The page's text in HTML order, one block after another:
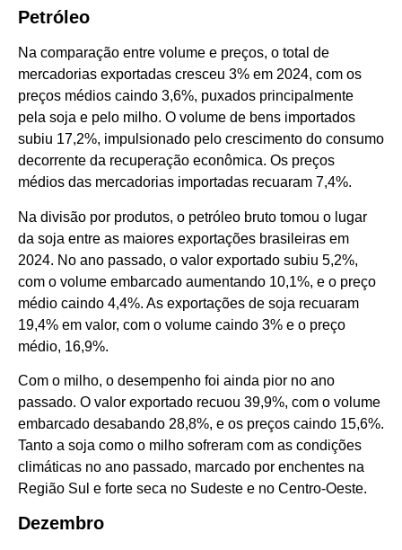
Petróleo
Na comparação entre volume e preços, o total de
mercadorias exportadas cresceu 3% em 2024, com os
preços médios caindo 3,6%, puxados principalmente
pela soja e pelo milho. O volume de bens importados
subiu 17,2%, impulsionado pelo crescimento do consumo
decorrente da recuperação econômica. Os preços
médios das mercadorias importadas recuaram 7,4%.
Na divisão por produtos, o petróleo bruto tomou o lugar
da soja entre as maiores exportações brasileiras em
2024. No ano passado, o valor exportado subiu 5,2%,
com o volume embarcado aumentando 10,1%, e o preço
médio caindo 4,4%. As exportações de soja recuaram
19,4% em valor, com o volume caindo 3% e o preço
médio, 16,9%.
Com o milho, o desempenho foi ainda pior no ano
passado. O valor exportado recuou 39,9%, com o volume
embarcado desabando 28,8%, e os preços caindo 15,6%.
Tanto a soja como o milho sofreram com as condições
climáticas no ano passado, marcado por enchentes na
Região Sul e forte seca no Sudeste e no Centro-Oeste.
Dezembro